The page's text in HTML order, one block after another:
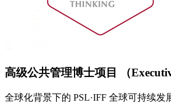
高级公共管理博士项目 （
全球化背景下的 PSL·IFF 全球可持续发